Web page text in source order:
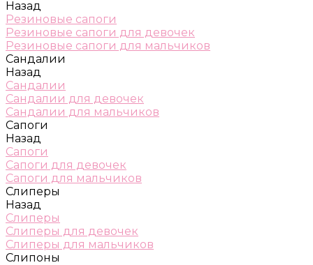
Назад
Резиновые сапоги
Резиновые сапоги для девочек
Резиновые сапоги для мальчиков
Сандалии
Назад
Сандалии
Сандалии для девочек
Сандалии для мальчиков
Сапоги
Назад
Сапоги
Сапоги для девочек
Сапоги для мальчиков
Слиперы
Назад
Слиперы
Слиперы для девочек
Слиперы для мальчиков
Слипоны